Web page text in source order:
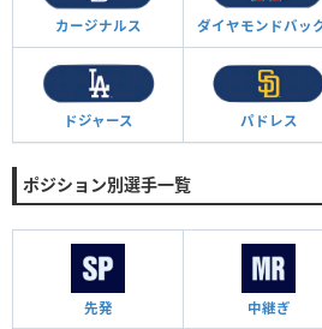
カージナルス ダイヤモンドバッ
ドジャース パドレス
ポジション別選手一覧
先発 中継ぎ